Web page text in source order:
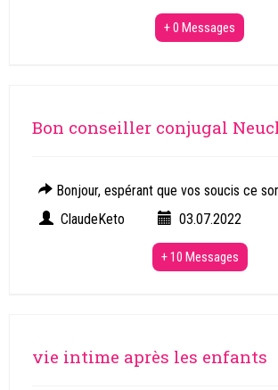
+ 0 Messages
Bon conseiller conjugal
Bonjour, espérant que vos soucis ce
ClaudeKeto
03.07.2022
+ 10 Messages
vie intime après les enfants